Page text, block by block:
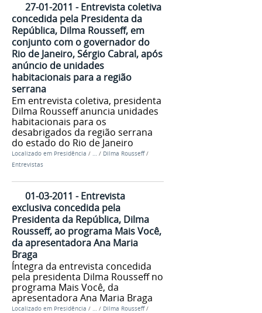
27-01-2011 - Entrevista coletiva
concedida pela Presidenta da
República, Dilma Rousseff, em
conjunto com o governador do
Rio de Janeiro, Sérgio Cabral, após
anúncio de unidades
habitacionais para a região
serrana
Em entrevista coletiva, presidenta
Dilma Rousseff anuncia unidades
habitacionais para os
desabrigados da região serrana
do estado do Rio de Janeiro
Localizado em Presidência / … / Dilma Rousseff /
Entrevistas
01-03-2011 - Entrevista
exclusiva concedida pela
Presidenta da República, Dilma
Rousseff, ao programa Mais Você,
da apresentadora Ana Maria
Braga
Íntegra da entrevista concedida
pela presidenta Dilma Rousseff no
programa Mais Você, da
apresentadora Ana Maria Braga
Localizado em Presidência / … / Dilma Rousseff /